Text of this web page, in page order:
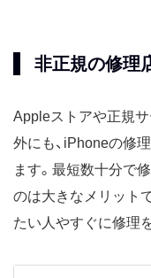
非正規の修理
Appleストアや正規
外にも、iPhoneの修
ます。最短数十分で
のは大きなメリット
たい人やすぐに修理